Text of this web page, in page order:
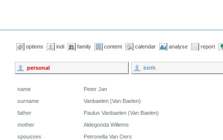
options indi family content calendar analyse report
personal birth
name
Peter Jan
surname
Vanbaelen (Van Baelen)
father
Paulus Vanbaelen (Van Baelen)
mother
Aldegonda Willems
spousses
Petronella Van Oers